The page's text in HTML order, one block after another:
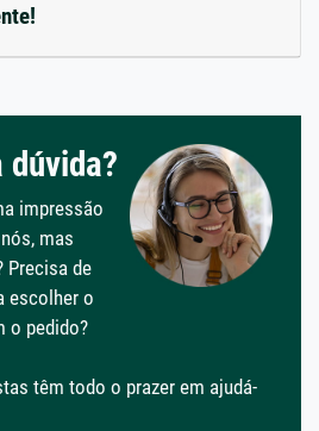
dúvida?
impressão
mas
Precisa de
escolher o
o pedido?
têm todo o prazer em ajudá-